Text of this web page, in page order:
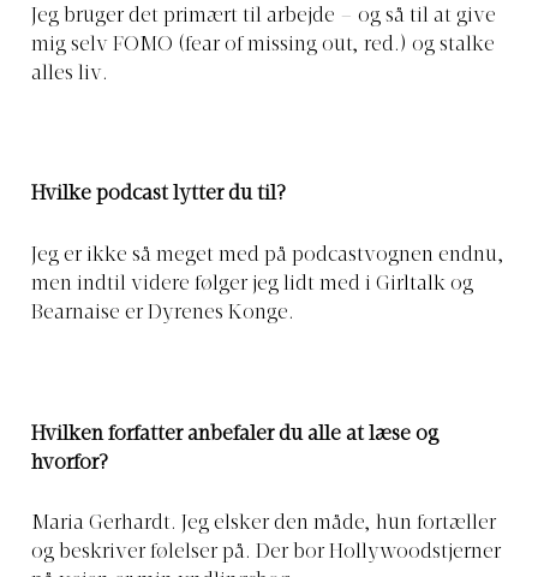
Jeg bruger det primært til arbejde – og så til at give
mig selv FOMO (fear of missing out, red.) og stalke
alles liv.
Hvilke podcast lytter du til?
Jeg er ikke så meget med på podcastvognen endnu,
men indtil videre følger jeg lidt med i Girltalk og
Bearnaise er Dyrenes Konge.
Hvilken forfatter anbefaler du alle at læse og
hvorfor?
Maria Gerhardt. Jeg elsker den måde, hun fortæller
og beskriver følelser på. Der bor Hollywoodstjerner